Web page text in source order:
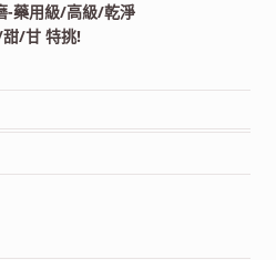
-藥用級/高級/乾淨
/甘 特挑!